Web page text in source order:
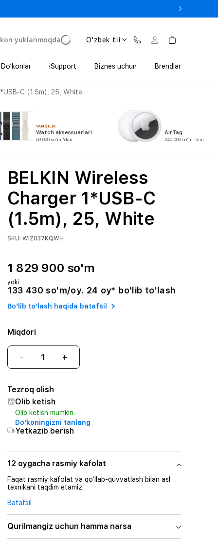
yuklanmoqda O'zbek tili
Do‘konlar iSupport Biznes uchun Brendlar
C (1.5m), 25, White
YANGILIK
Watch aksessuarlari
50 000 so'm 'dan
AirTag
240 000 so'm 'dan
BELKIN Wireless
Charger 1*USB-C
(1.5m), 25, White
SKU: WIZ037KQWH
1 829 900 so'm
yoki
133 430 so'm/oy. 24 oy* bo'lib to'lash
Bo‘lib to‘lash haqida batafsil
Miqdori
- +
Tezroq olish
Olib ketish
Olib ketish mumkin.
Do‘koningizni tanlang
Yetkazib berish
12 oygacha rasmiy kafolat
Faqat rasmiy kafolat va qo‘llab-quvvatlash bilan asl
texnikani taqdim etamiz.
Batafsil
Qurilmangiz uchun hamma narsa